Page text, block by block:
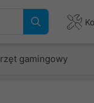
gamingowy